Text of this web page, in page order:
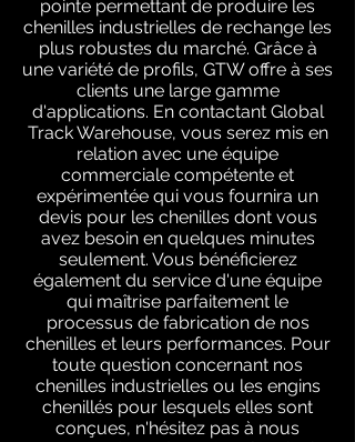
pointe permettant de produire les
chenilles industrielles de rechange les
plus robustes du marché. Grâce à
une variété de profils, GTW offre à ses
clients une large gamme
d'applications. En contactant Global
Track Warehouse, vous serez mis en
relation avec une équipe
commerciale compétente et
expérimentée qui vous fournira un
devis pour les chenilles dont vous
avez besoin en quelques minutes
seulement. Vous bénéficierez
également du service d'une équipe
qui maîtrise parfaitement le
processus de fabrication de nos
chenilles et leurs performances. Pour
toute question concernant nos
chenilles industrielles ou les engins
chenillés pour lesquels elles sont
conçues, n'hésitez pas à nous